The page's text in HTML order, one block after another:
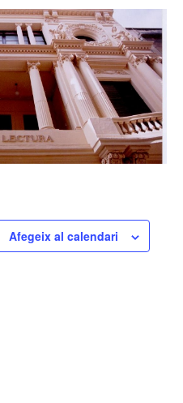
Afegeix al calendari